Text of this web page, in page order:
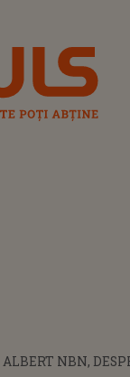
ALBERT NBN,